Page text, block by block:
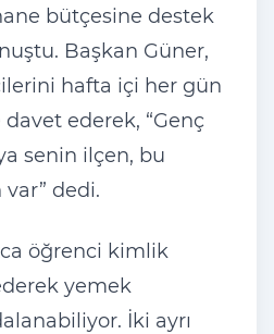
bütçesine destek
Başkan Güner,
hafta içi her gün
ederek, “Genç
senin ilçen, bu
dedi.
öğrenci kimlik
yemek
İki ayrı